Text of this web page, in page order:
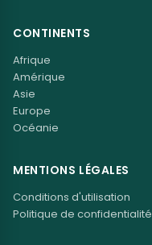
CONTINENTS
Afrique
Amérique
Asie
Europe
Océanie
MENTIONS LÉGALES
Conditions d'utilisation
Politique de confidentialité